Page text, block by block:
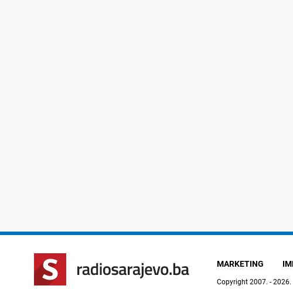
MARKETING
Copyright 2007. - 2026.